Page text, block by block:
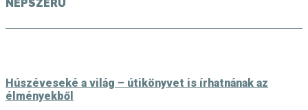
NÉPSZERŰ
Húszéveseké a világ – útikönyvet is írhatnának az
élményekből